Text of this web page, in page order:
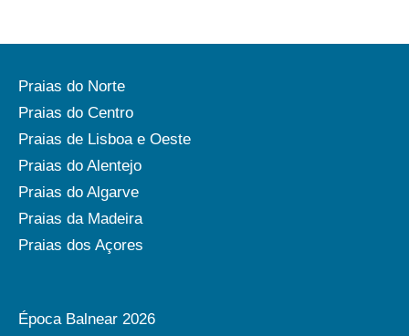
Praias do Norte
Praias do Centro
Praias de Lisboa e Oeste
Praias do Alentejo
Praias do Algarve
Praias da Madeira
Praias dos Açores
Época Balnear 2026